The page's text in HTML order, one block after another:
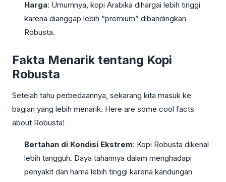
Harga: Umumnya, kopi Arabika dihargai lebih tinggi
karena dianggap lebih “premium” dibandingkan
Robusta.
Fakta Menarik tentang Kopi
Robusta
Setelah tahu perbedaannya, sekarang kita masuk ke
bagian yang lebih menarik. Here are some cool facts
about Robusta!
Bertahan di Kondisi Ekstrem: Kopi Robusta dikenal
lebih tangguh. Daya tahannya dalam menghadapi
penyakit dan hama lebih tinggi karena kandungan